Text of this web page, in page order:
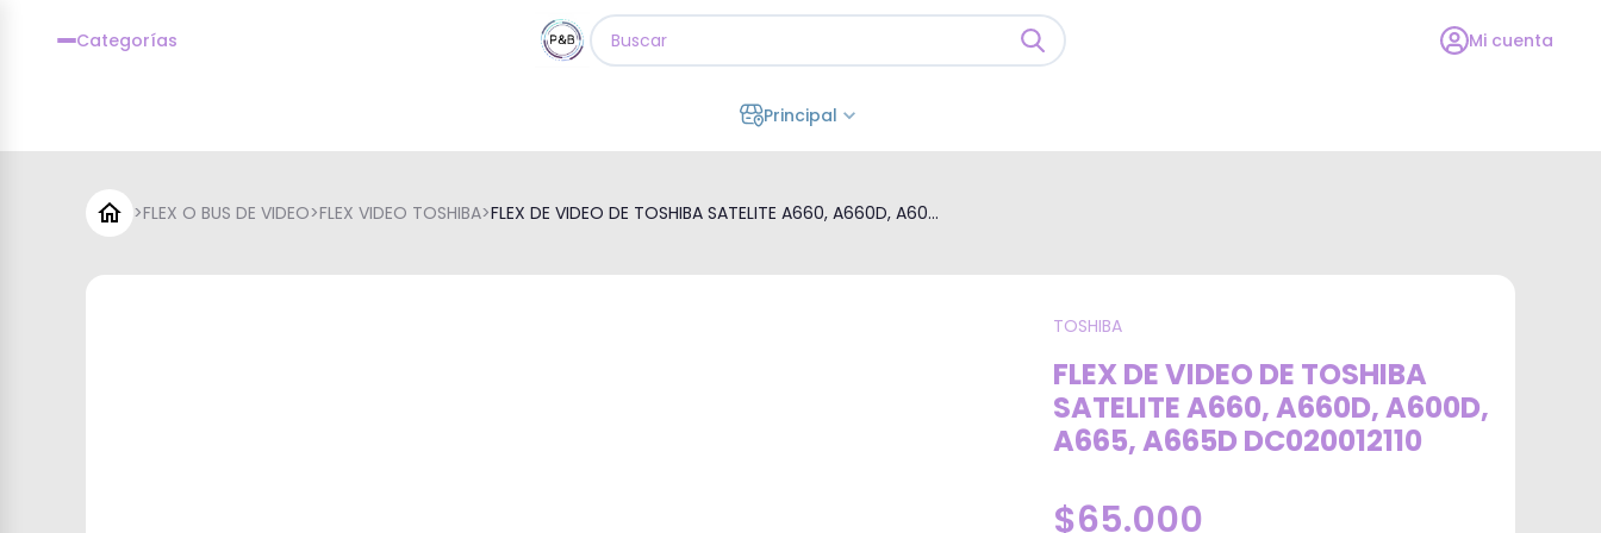
Categorías Mi cuenta
Principal
>FLEX O BUS DE VIDEO>FLEX VIDEO TOSHIBA>FLEX DE VIDEO DE TOSHIBA SATELITE A660, A660D, A60...
TOSHIBA
FLEX DE VIDEO DE TOSHIBA
SATELITE A660, A660D, A600D,
A665, A665D DC020012110
$65.000